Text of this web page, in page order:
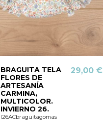
BRAGUITA TELA
FLORES DE
ARTESANÍA
CARMINA,
MULTICOLOR.
INVIERNO 26.
I26ACbraguitagomas
29,00 €